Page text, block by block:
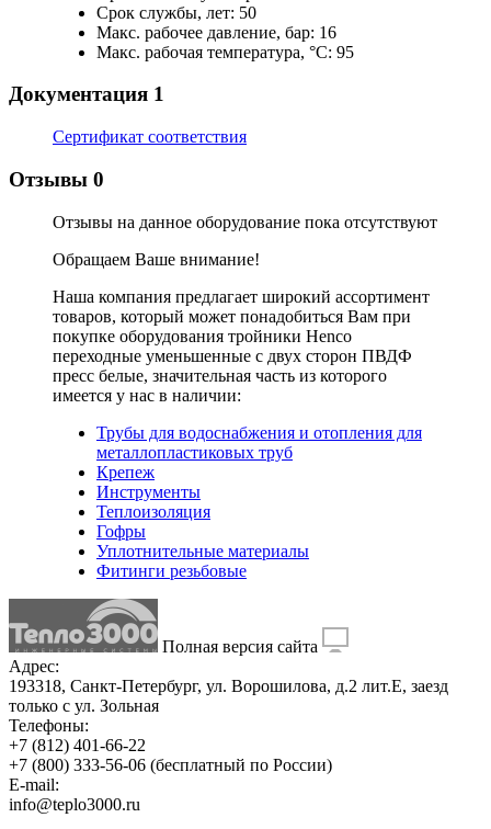
Срок службы, лет: 50
Макс. рабочее давление, бар: 16
Макс. рабочая температура, °C: 95
Документация 1
Сертификат соответствия
Отзывы 0
Отзывы на данное оборудование пока отсутствуют
Обращаем Ваше внимание!
Наша компания предлагает широкий ассортимент
товаров, который может понадобиться Вам при
покупке оборудования тройники Henco
переходные уменьшенные с двух сторон ПВДФ
пресс белые, значительная часть из которого
имеется у нас в наличии:
Трубы для водоснабжения и отопления для
металлопластиковых труб
Крепеж
Инструменты
Теплоизоляция
Гофры
Уплотнительные материалы
Фитинги резьбовые
Полная версия сайта
Адрес:
193318, Санкт-Петербург, ул. Ворошилова, д.2 лит.Е, заезд
только с ул. Зольная
Телефоны:
+7 (812) 401-66-22
+7 (800) 333-56-06 (бесплатный по России)
E-mail:
info@teplo3000.ru